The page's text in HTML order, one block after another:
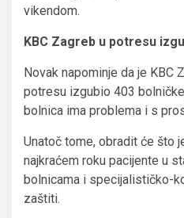
vikendom.
KBC Zagreb u potresu
Novak napominje da je KBC
potresu izgubio 403
bolnica ima problema i s
Unatoč tome, obradit će što
najkraćem roku pacijente u
bolnicama i specijalističko-
zaštiti.